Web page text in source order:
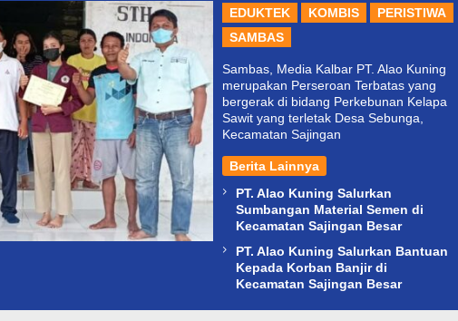
EDUKTEK KOMBIS
PERISTIWA
SAMBAS
Sambas, Media Kalbar PT. Alao Kuning
merupakan Perseroan Terbatas yang
bergerak di bidang Perkebunan Kelapa
Sawit yang terletak Desa Sebunga,
Kecamatan Sajingan
Berita Lainnya
PT. Alao Kuning Salurkan
Sumbangan Material Semen di
Kecamatan Sajingan Besar
PT. Alao Kuning Salurkan Bantuan
Kepada Korban Banjir di
Kecamatan Sajingan Besar